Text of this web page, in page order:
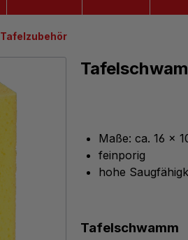
Tafelzubehör
Maße: ca. 16 x
feinporig
hohe
Tafelschwamm